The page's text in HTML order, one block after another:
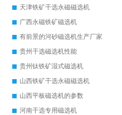
天津铁矿干选永磁磁选机
广西永磁铁矿磁选机
有前景的河砂磁选机生产厂家
贵州干选磁选机性能
贵州钛铁矿湿式磁选机
山西铁矿干选永磁磁选机
山西平板磁选机的参数
河南干选专用磁选机